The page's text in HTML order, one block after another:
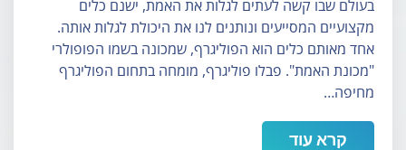
בעולם שבו קשה לעתים לגלות את האמת, ישנם כלים
מקצועיים המסייעים ונותנים לנו את היכולת לגלות אותה.
אחד מאותם כלים הוא הפוליגרף, שמכונה בשמו הפופולרי
"מכונת האמת". פבלו פוליגרף, מומחה בתחום הפוליגרף
מחיפה…
קרא עוד